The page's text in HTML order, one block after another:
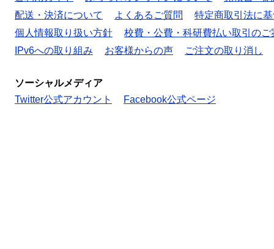
配送・決済について
よくあるご質問
特定商取引法に
個人情報取り扱い方針
校費・公費・科研費払い取引のご
IPv6への取り組み
お客様からの声 ご注文の取り消し
ソーシャルメディア
Twitter公式アカウント
Facebook公式ページ